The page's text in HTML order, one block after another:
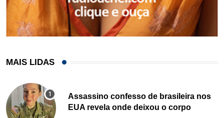
MAIS LIDAS
Assassino confesso de brasileira nos
EUA revela onde deixou o corpo